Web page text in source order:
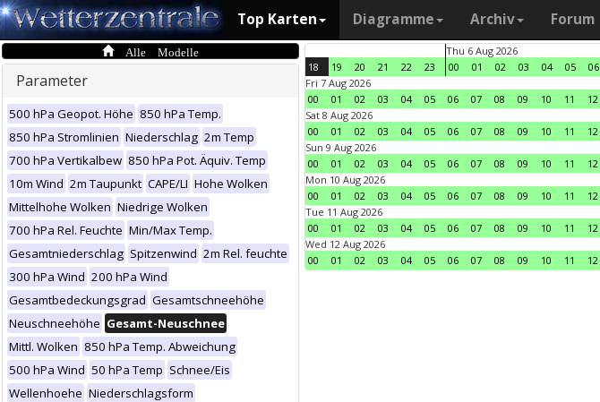
Top Karten Diagramme Archiv Forum
Alle Modelle
Parameter
500 hPa Geopot. Höhe 850 hPa Temp.
850 hPa Stromlinien Niederschlag 2m Temp
700 hPa Vertikalbew 850 hPa Pot. Äquiv. Temp
10m Wind 2m Taupunkt CAPE/LI Hohe Wolken
Mittelhohe Wolken Niedrige Wolken
700 hPa Rel. Feuchte Min/Max Temp.
Gesamtniederschlag Spitzenwind 2m Rel. feuchte
300 hPa Wind 200 hPa Wind
Gesamtbedeckungsgrad Gesamtschneehöhe
Neuschneehöhe Gesamt-Neuschnee
Mittl. Wolken 850 hPa Temp. Abweichung
500 hPa Wind 50 hPa Temp Schnee/Eis
Wellenhoehe Niederschlagsform
18 19 20 21 22 23
Thu 6 Aug 2026
00
01 02 03 04 05 06
Fri 7 Aug 2026
00
01 02 03 04 05 06 07 08 09 10 11 12
Sat 8 Aug 2026
00
01 02 03 04 05 06 07 08 09 10 11 12
Sun 9 Aug 2026
00
01 02 03 04 05 06 07 08 09 10 11 12
Mon 10 Aug 2026
00
01 02 03 04 05 06 07 08 09 10 11 12
Tue 11 Aug 2026
00
01 02 03 04 05 06 07 08 09 10 11 12
Wed 12 Aug 2026
00
01 02 03 04 05 06 07 08 09 10 11 12